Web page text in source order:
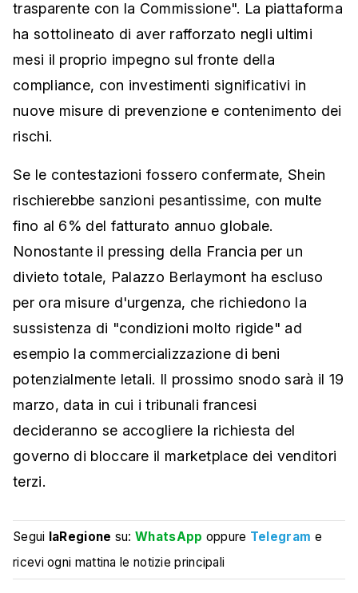
trasparente con la Commissione". La piattaforma
ha sottolineato di aver rafforzato negli ultimi
mesi il proprio impegno sul fronte della
compliance, con investimenti significativi in
nuove misure di prevenzione e contenimento dei
rischi.
Se le contestazioni fossero confermate, Shein
rischierebbe sanzioni pesantissime, con multe
fino al 6% del fatturato annuo globale.
Nonostante il pressing della Francia per un
divieto totale, Palazzo Berlaymont ha escluso
per ora misure d'urgenza, che richiedono la
sussistenza di "condizioni molto rigide" ad
esempio la commercializzazione di beni
potenzialmente letali. Il prossimo snodo sarà il 19
marzo, data in cui i tribunali francesi
decideranno se accogliere la richiesta del
governo di bloccare il marketplace dei venditori
terzi.
Segui laRegione su:WhatsApp oppure Telegram e
ricevi ogni mattina le notizie principali